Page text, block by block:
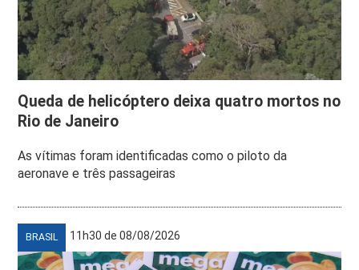
Queda de helicóptero deixa quatro mortos no
Rio de Janeiro
As vítimas foram identificadas como o piloto da
aeronave e três passageiras
BRASIL 11h30 de 08/08/2026